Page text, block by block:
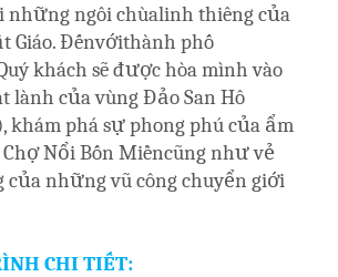
những ngôi chùalinh thiêng của
Giáo. Đếnvớithành phố
khách sẽ được hòa mình vào
lành của vùng Đảo San Hô
khám phá sự phong phú của ẩm
Nổi Bốn Miềncũng như vẻ
của những vũ công chuyển giới
CHI TIẾT: